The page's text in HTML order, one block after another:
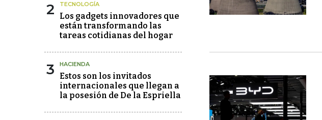
2 TECNOLOGÍA
Los gadgets innovadores que
están transformando las
tareas cotidianas del hogar
3 HACIENDA
Estos son los invitados
internacionales que llegan a
la posesión de De la Espriella